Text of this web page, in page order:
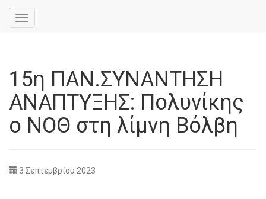
Toggle
navigation
15η ΠΑΝ.ΣΥΝΑΝΤΗΣΗ
ΑΝΑΠΤΥΞΗΣ: Πολυνίκης
ο ΝΟΘ στη λίμνη Βόλβη
3 Σεπτεμβρίου 2023